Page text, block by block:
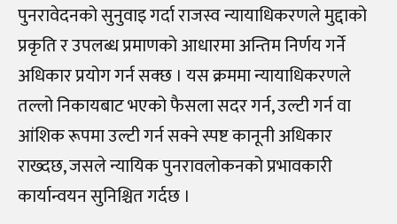
पुनरावेदनको सुनुवाइ गर्दा राजस्व न्यायाधिकरणले मुद्दाको
प्रकृति र उपलब्ध प्रमाणको आधारमा अन्तिम निर्णय गर्ने
अधिकार प्रयोग गर्न सक्छ । यस क्रममा न्यायाधिकरणले
तल्लो निकायबाट भएको फैसला सदर गर्न, उल्टी गर्न वा
आंशिक रूपमा उल्टी गर्न सक्ने स्पष्ट कानूनी अधिकार
राख्दछ, जसले न्यायिक पुनरावलोकनको प्रभावकारी
कार्यान्वयन सुनिश्चित गर्दछ ।